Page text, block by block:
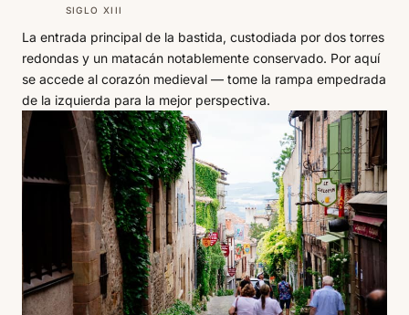
SIGLO XIII
La entrada principal de la bastida, custodiada por dos torres
redondas y un matacán notablemente conservado. Por aquí
se accede al corazón medieval — tome la rampa empedrada
de la izquierda para la mejor perspectiva.